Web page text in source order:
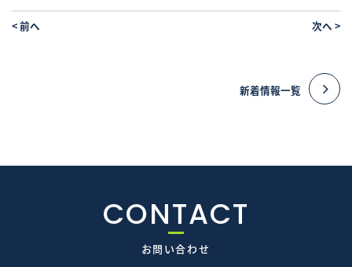
<前へ 次へ >
新着情報一覧
CONTACT
お問い合わせ